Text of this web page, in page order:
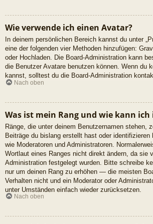
Wie verwende ich einen Avatar?
In deinem persönlichen Bereich kannst du unter
eine der folgenden vier Methoden hinzufügen:
oder Hochladen. Die Board-Administration kann
die Benutzer Avatare benutzen können. Wenn du
kannst, solltest du die Board-Administration
Nach oben
Was ist mein Rang und wie kann
Ränge, die unter deinem Benutzernamen stehen,
Beiträge du bislang erstellt hast oder
wie Moderatoren und Administratoren.
Wortlaut eines Ranges nicht direkt ändern, da sie
Administration festgelegt wurden. Bitte schreibe
nur um deinen Rang zu erhöhen — die meisten
Verhalten nicht und ein Moderator oder
unter Umständen einfach wieder zurücksetzen.
Nach oben